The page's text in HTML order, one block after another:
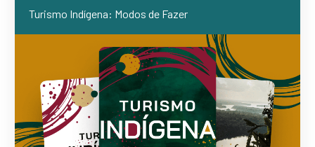
Turismo Indígena: Modos de Fazer